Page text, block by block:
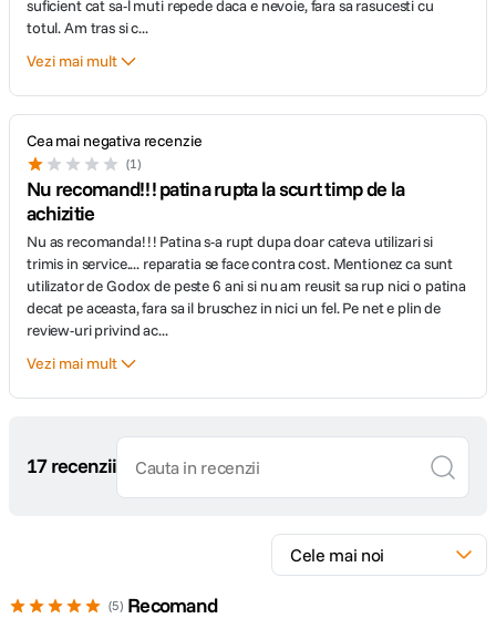
suficient cat sa-l muti repede daca e nevoie, fara sa rasucesti cu
totul. Am tras si c...
Vezi mai mult
Cea mai negativa recenzie
1
Nu recomand!!! patina rupta la scurt timp de la
achizitie
Nu as recomanda!!! Patina s-a rupt dupa doar cateva utilizari si
trimis in service.... reparatia se face contra cost. Mentionez ca sunt
utilizator de Godox de peste 6 ani si nu am reusit sa rup nici o patina
decat pe aceasta, fara sa il bruschez in nici un fel. Pe net e plin de
review-uri privind ac...
Vezi mai mult
17 recenzii
5 Recomand